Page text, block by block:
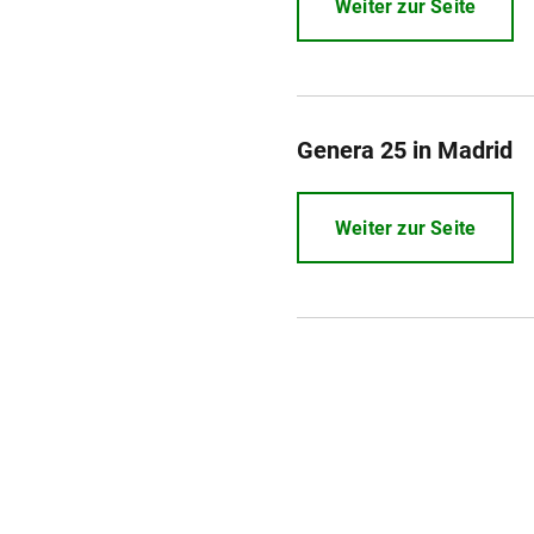
Weiter zur Seite
Genera 25 in Madrid
Weiter zur Seite